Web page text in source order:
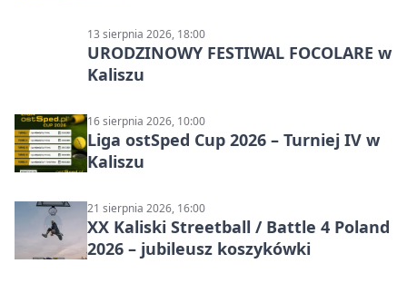
13 sierpnia 2026, 18:00
URODZINOWY FESTIWAL FOCOLARE w
Kaliszu
16 sierpnia 2026, 10:00
Liga ostSped Cup 2026 – Turniej IV w
Kaliszu
21 sierpnia 2026, 16:00
XX Kaliski Streetball / Battle 4 Poland
2026 – jubileusz koszykówki